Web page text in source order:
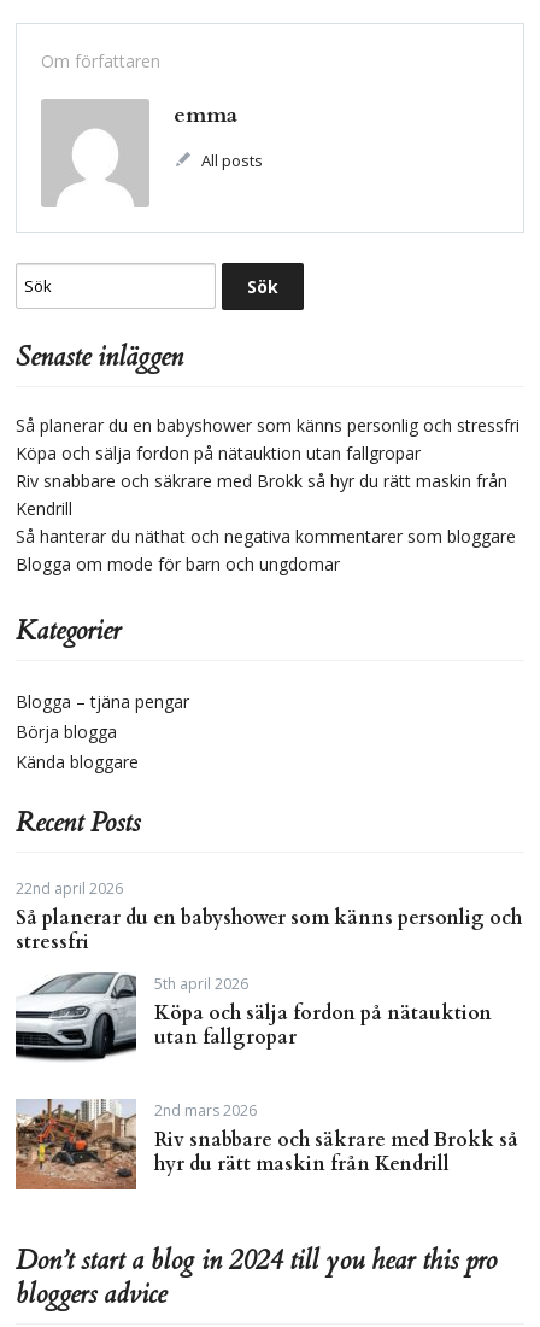
Om författaren
emma
All posts
Senaste inläggen
Så planerar du en babyshower som känns personlig och stressfri
Köpa och sälja fordon på nätauktion utan fallgropar
Riv snabbare och säkrare med Brokk så hyr du rätt maskin från
Kendrill
Så hanterar du näthat och negativa kommentarer som bloggare
Blogga om mode för barn och ungdomar
Kategorier
Blogga – tjäna pengar
Börja blogga
Kända bloggare
Recent Posts
22nd april 2026
Så planerar du en babyshower som känns personlig och
stressfri
5th april 2026
Köpa och sälja fordon på nätauktion
utan fallgropar
2nd mars 2026
Riv snabbare och säkrare med Brokk så
hyr du rätt maskin från Kendrill
Don’t start a blog in 2024 till you hear this pro
bloggers advice